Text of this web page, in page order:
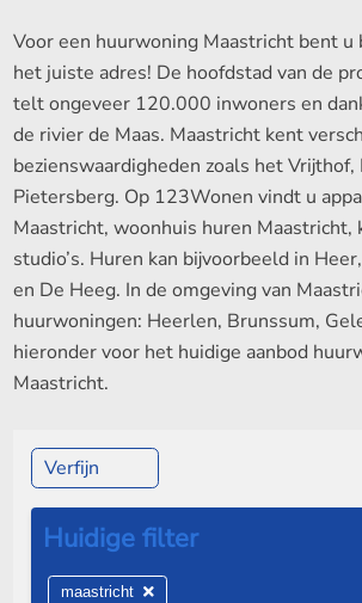
Voor een huurwoning Maastricht bent u
het juiste adres! De hoofdstad van de
telt ongeveer 120.000 inwoners en
de rivier de Maas. Maastricht kent
bezienswaardigheden zoals het
Pietersberg. Op 123Wonen vindt u
Maastricht, woonhuis huren Maastricht,
studio’s. Huren kan bijvoorbeeld in
en De Heeg. In de omgeving van
huurwoningen: Heerlen, Brunssum,
hieronder voor het huidige aanbod
Maastricht.
Verfijn
maastricht